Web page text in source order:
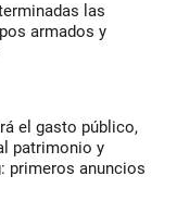
las
armados y
el gasto público,
patrimonio y
primeros anuncios